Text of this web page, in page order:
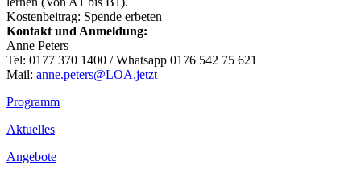
Kostenbeitrag: Spende erbeten
Kontakt und Anmeldung:
Anne Peters
Tel: 0177 370 1400 / Whatsapp 0176 542 75 621
Mail: anne.peters@LOA.jetzt
Footer
Inhalt
Programm
Aktuelles
Angebote